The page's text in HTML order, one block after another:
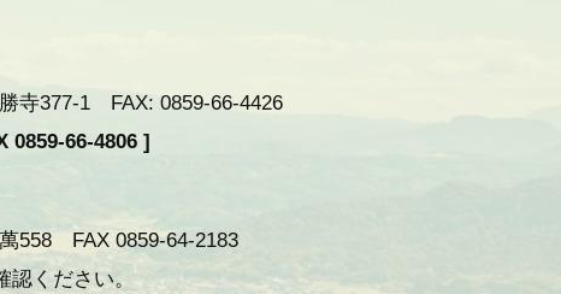
寺377-1 FAX: 0859-66-4426
0859-66-4806 ]
558 FAX 0859-64-2183
認ください。